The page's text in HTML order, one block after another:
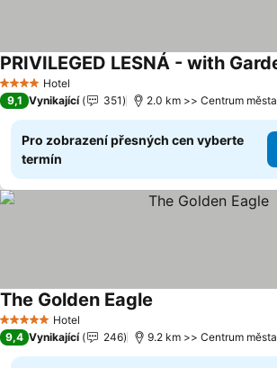
4 Počet hvězdiček
Hotel
Ukázat ceny
9,1 Vynikající 351 2.0 km >> Centrum města
Pro zobrazení přesných cen vyberte
termín
5 Počet hvězdiček
Hotel
The Golden Eagle
9,4 Vynikající 246 9.2 km >> Centrum města